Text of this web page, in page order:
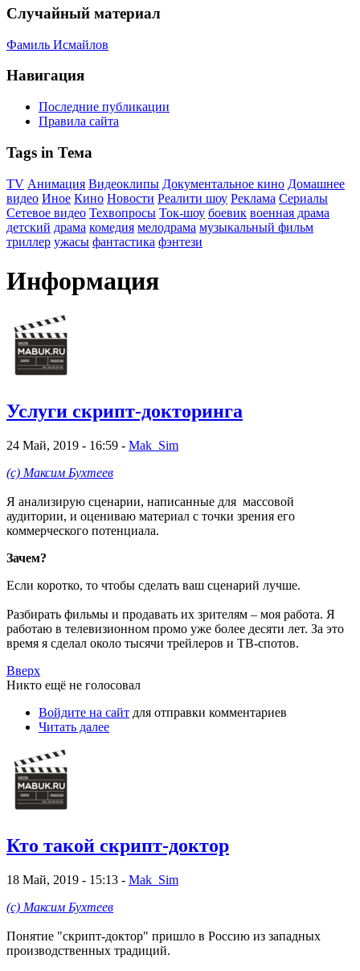
Случайный материал
Фамиль Исмайлов
Навигация
Последние публикации
Правила сайта
Tags in Тема
TV Анимация Видеоклипы Документальное кино Домашнее
видео Иное Кино Новости Реалити шоу Реклама Сериалы
Сетевое видео Техвопросы Ток-шоу боевик военная драма
детский драма комедия мелодрама музыкальный фильм
триллер ужасы фантастика фэнтези
Информация
Услуги скрипт-докторинга
24 Май, 2019 - 16:59 - Mak_Sim
(с) Максим Бухтеев
Я анализирую сценарии, написанные для массовой
аудитории, и оцениваю материал с точки зрения его
коммерческого потенциала.
Зачем?
Если коротко, то чтобы сделать ваш сценарий лучше.
Разбирать фильмы и продавать их зрителям – моя работа. Я
работаю в телевизионном промо уже более десяти лет. За это
время я сделал около тысячи трейлеров и ТВ-спотов.
Вверх
Никто ещё не голосовал
Войдите на сайт для отправки комментариев
Читать далее
Кто такой скрипт-доктор
18 Май, 2019 - 15:13 - Mak_Sim
(с) Максим Бухтеев
Понятие "скрипт-доктор" пришло в Россию из западных
производственных традиций.